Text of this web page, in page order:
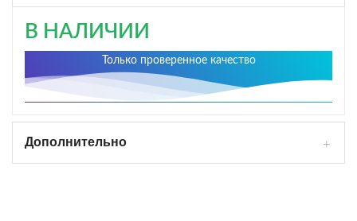
В НАЛИЧИИ
Только проверенное качество
Дополнительно